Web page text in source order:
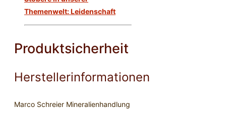
Themenwelt: Leidenschaft
Produktsicherheit
Herstellerinformationen
Marco Schreier Mineralienhandlung